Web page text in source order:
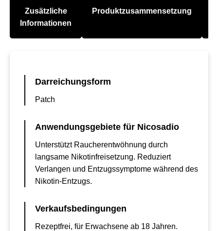
Zusätzliche
Informationen
Produktzusammensetzung
Darreichungsform
Patch
Anwendungsgebiete für Nicosadio
Unterstützt Raucherentwöhnung durch
langsame Nikotinfreisetzung. Reduziert
Verlangen und Entzugssymptome während des
Nikotin-Entzugs.
Verkaufsbedingungen
Rezeptfrei, für Erwachsene ab 18 Jahren.